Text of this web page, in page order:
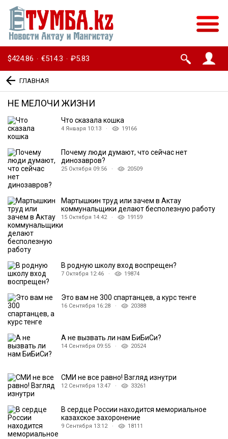
$424.86 · €514.3 · ₽5.83
ГЛАВНАЯ
НЕ МЕЛОЧИ ЖИЗНИ
Что сказала кошка
4 Января 10:13 · 19166
Почему люди думают, что сейчас нет
динозавров?
25 Октября 09:56 · 20509
Мартышкин труд или зачем в Актау
коммунальщики делают бесполезную работу
15 Октября 14:42 · 19159
В родную школу вход воспрещен?
7 Октября 12:46 · 19874
Это вам не 300 спартанцев, а курс тенге
16 Сентября 16:28 · 20388
А не вызвать ли нам БиБиСи?
14 Сентября 09:55 · 20524
СМИ не все равно! Взгляд изнутри
12 Сентября 13:47 · 33261
В сердце России находится мемориальное
казахское захоронение
9 Сентября 13:12 · 18111